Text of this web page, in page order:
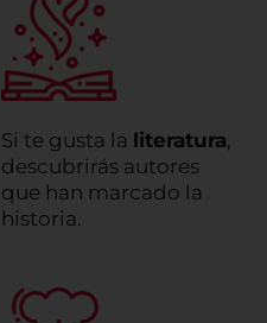
Si te gusta la literatura,
descubrirás autores
que han marcado la
historia.